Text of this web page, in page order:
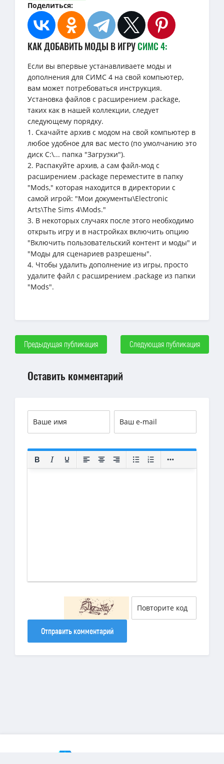
Поделиться:
КАК ДОБАВИТЬ МОДЫ В ИГРУСИМС 4:
Если вы впервые устанавливаете моды и
дополнения для СИМС 4 на свой компьютер,
вам может потребоваться инструкция.
Установка файлов с расширением .package,
таких как в нашей коллекции, следует
следующему порядку.
1. Скачайте архив с модом на свой компьютер в
любое удобное для вас место (по умолчанию это
диск C:\... папка "Загрузки").
2. Распакуйте архив, а сам файл-мод с
расширением .package переместите в папку
"Mods," которая находится в директории с
самой игрой: "Мои документы\Electronic
Arts\The Sims 4\Mods."
3. В некоторых случаях после этого необходимо
открыть игру и в настройках включить опцию
"Включить пользовательский контент и моды" и
"Моды для сценариев разрешены".
4. Чтобы удалить дополнение из игры, просто
удалите файл с расширением .package из папки
"Mods".
Предыдущая публикация Следующая публикация
Оставить комментарий
Отправить комментарий